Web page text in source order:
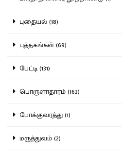
புதையல் (18)
புத்தகங்கள் (69)
பேட்டி (131)
பொருளாதாரம் (163)
போக்குவரத்து (1)
மருத்துவம் (2)